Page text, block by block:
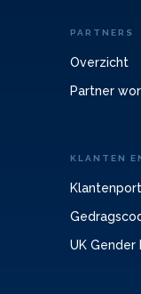
PARTNERS
Overzicht
Partner
KLANTEN
UK Gender